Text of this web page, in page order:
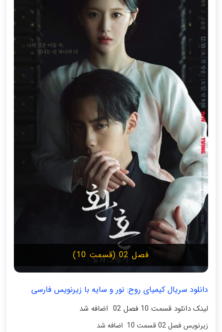
فصل 02 (قسمت 10)
دانلود سریال کیمیای روح: نور و سایه با زیرنویس فارسی
لینک دانلود قسمت 10 فصل 02 اضافه شد
زیرنویس فصل 02 قسمت 10 اضافه شد